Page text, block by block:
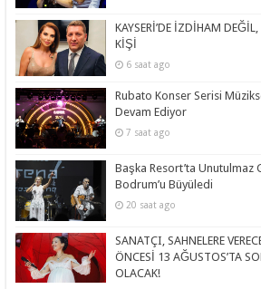
KAYSERİ’DE İZDİHAM
KİŞİ
6 saat ago
Rubato Konser Serisi
Devam Ediyor
7 saat ago
Başka Resort’ta Unutulmaz
Bodrum’u Büyüledi
20 saat ago
SANATÇI, SAHNELERE
ÖNCESİ 13 AĞUSTOS’TA
OLACAK!